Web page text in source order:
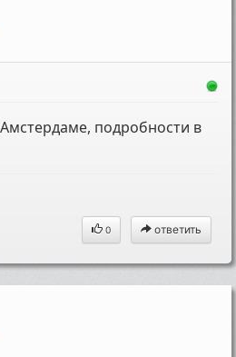
подробности в
0 ответить